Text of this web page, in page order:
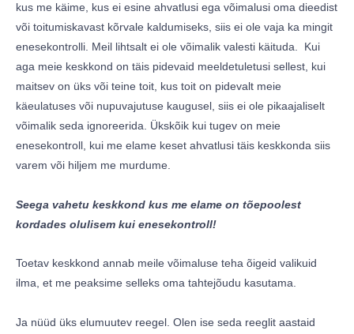
kus me käime, kus ei esine ahvatlusi ega võimalusi oma dieedist
või toitumiskavast kõrvale kaldumiseks, siis ei ole vaja ka mingit
enesekontrolli. Meil lihtsalt ei ole võimalik valesti käituda. Kui
aga meie keskkond on täis pidevaid meeldetuletusi sellest, kui
maitsev on üks või teine toit, kus toit on pidevalt meie
käeulatuses või nupuvajutuse kaugusel, siis ei ole pikaajaliselt
võimalik seda ignoreerida. Ükskõik kui tugev on meie
enesekontroll, kui me elame keset ahvatlusi täis keskkonda siis
varem või hiljem me murdume.
Seega vahetu keskkond kus me elame on tõepoolest
kordades olulisem kui enesekontroll!
Toetav keskkond annab meile võimaluse teha õigeid valikuid
ilma, et me peaksime selleks oma tahtejõudu kasutama.
Ja nüüd üks elumuutev reegel. Olen ise seda reeglit aastaid